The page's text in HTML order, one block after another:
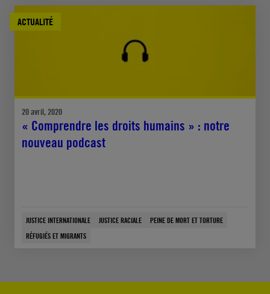
ACTUALITÉ
20 avril, 2020
« Comprendre les droits humains » : notre
nouveau podcast
JUSTICE INTERNATIONALE JUSTICE RACIALE
PEINE DE MORT ET TORTURE
RÉFUGIÉS ET MIGRANTS